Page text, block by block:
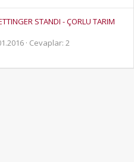
STANDI - ÇORLU TARIM
Cevaplar: 2